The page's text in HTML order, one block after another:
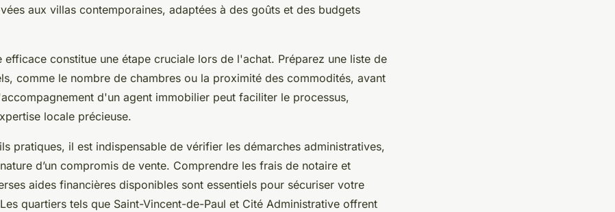
aux villas contemporaines, adaptées à des goûts et des budgets
efficace constitue une étape cruciale lors de l'achat. Préparez une liste de
comme le nombre de chambres ou la proximité des commodités, avant
d'un agent immobilier peut faciliter le processus,
locale précieuse.
pratiques, il est indispensable de vérifier les démarches administratives,
d’un compromis de vente. Comprendre les frais de notaire et
aides financières disponibles sont essentiels pour sécuriser votre
quartiers tels que Saint-Vincent-de-Paul et Cité Administrative offrent